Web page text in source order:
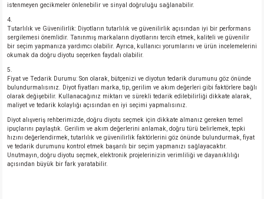
istenmeyen gecikmeler önlenebilir ve sinyal doğruluğu sağlanabilir.
Tutarlılık ve Güvenilirlik: Diyotların tutarlılık ve güvenilirlik açısından iyi bir performans
sergilemesi önemlidir. Tanınmış markaların diyotlarını tercih etmek, kaliteli ve güvenilir
bir seçim yapmanıza yardımcı olabilir. Ayrıca, kullanıcı yorumlarını ve ürün incelemelerini
okumak da doğru diyotu seçerken faydalı olabilir.
Fiyat ve Tedarik Durumu: Son olarak, bütçenizi ve diyotun tedarik durumunu göz önünde
bulundurmalısınız. Diyot fiyatları marka, tip, gerilim ve akım değerleri gibi faktörlere bağlı
olarak değişebilir. Kullanacağınız miktarı ve sürekli tedarik edilebilirliği dikkate alarak,
maliyet ve tedarik kolaylığı açısından en iyi seçimi yapmalısınız.
Diyot alışveriş rehberimizde, doğru diyotu seçmek için dikkate almanız gereken temel
ipuçlarını paylaştık. Gerilim ve akım değerlerini anlamak, doğru türü belirlemek, tepki
hızını değerlendirmek, tutarlılık ve güvenilirlik faktörlerini göz önünde bulundurmak, fiyat
ve tedarik durumunu kontrol etmek başarılı bir seçim yapmanızı sağlayacaktır.
Unutmayın, doğru diyotu seçmek, elektronik projelerinizin verimliliği ve dayanıklılığı
açısından büyük bir fark yaratabilir.